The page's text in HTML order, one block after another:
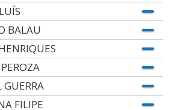
BALAU
FILIPE